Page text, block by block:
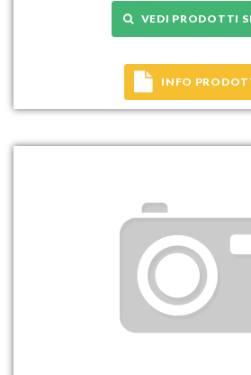
VEDI PRODOTTI
INFO